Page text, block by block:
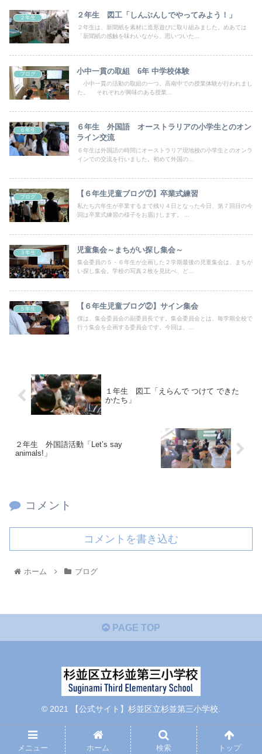
２年生 ２年生 図工「しんぶんしでやってみよう！」
２年生は、新聞紙を素材に造形遊びに取り組みました。めあては
「新聞紙の感触を味わいながら、思いついた...
ブログ 小中一貫の取組 6年 中学校体験
小中一貫の活動の取組の一つ。高南中での授業体験が行われまし
た。 それぞれが興味のある授業...
６年生
６年生 外国語 オーストラリアの小学生とのオン
ライン交流
６年生は外国語の時間にオーストラリア現地校の小学生とのオンラ
インでの交流を行いました。初めて外国の...
ブログ 【６年生児童ブログ⑦】卒業式練習
私たち六年生が卒業するまで残り４日となった今日、第７回目の今
回は卒業式練習の様子をお届けします。 ...
３年生 児童集会～まちがい探し集会～
集会委員の５・６年生が企画した２学期最後の児童集会は、まちが
い探し集会。学校の写真２枚を見比べ、ど...
５年生 【６年生児童ブログ②】サイン集会
僕は、集会委員会の副委員長です。集会委員会とは、毎学期全校で
行う集会を企画する委員会です。今回は、...
１年生 図工「えらんで つけて できた
かたち」
２年生 外国語活動「Let’s say
animals!」
コメント
コメントを書き込む
ホーム ブログ
PAGE TOP
© 2021 【公式サイト】杉並区立杉並第三小学校.
メニュー ホーム 検索 トップ